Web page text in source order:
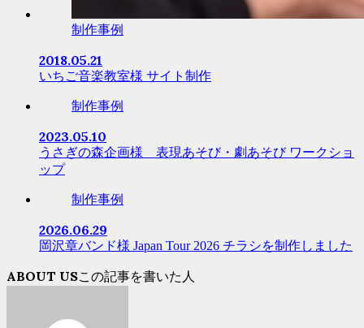
制作事例
2018.05.21
いちご音楽教室様 サイト制作
制作事例
2023.05.10
うさぎの森企画様 表現あそび・劇あそび ワークショ
ップ
制作事例
2026.06.29
岡沢章バンド様 Japan Tour 2026 チラシを制作しました
ABOUT US